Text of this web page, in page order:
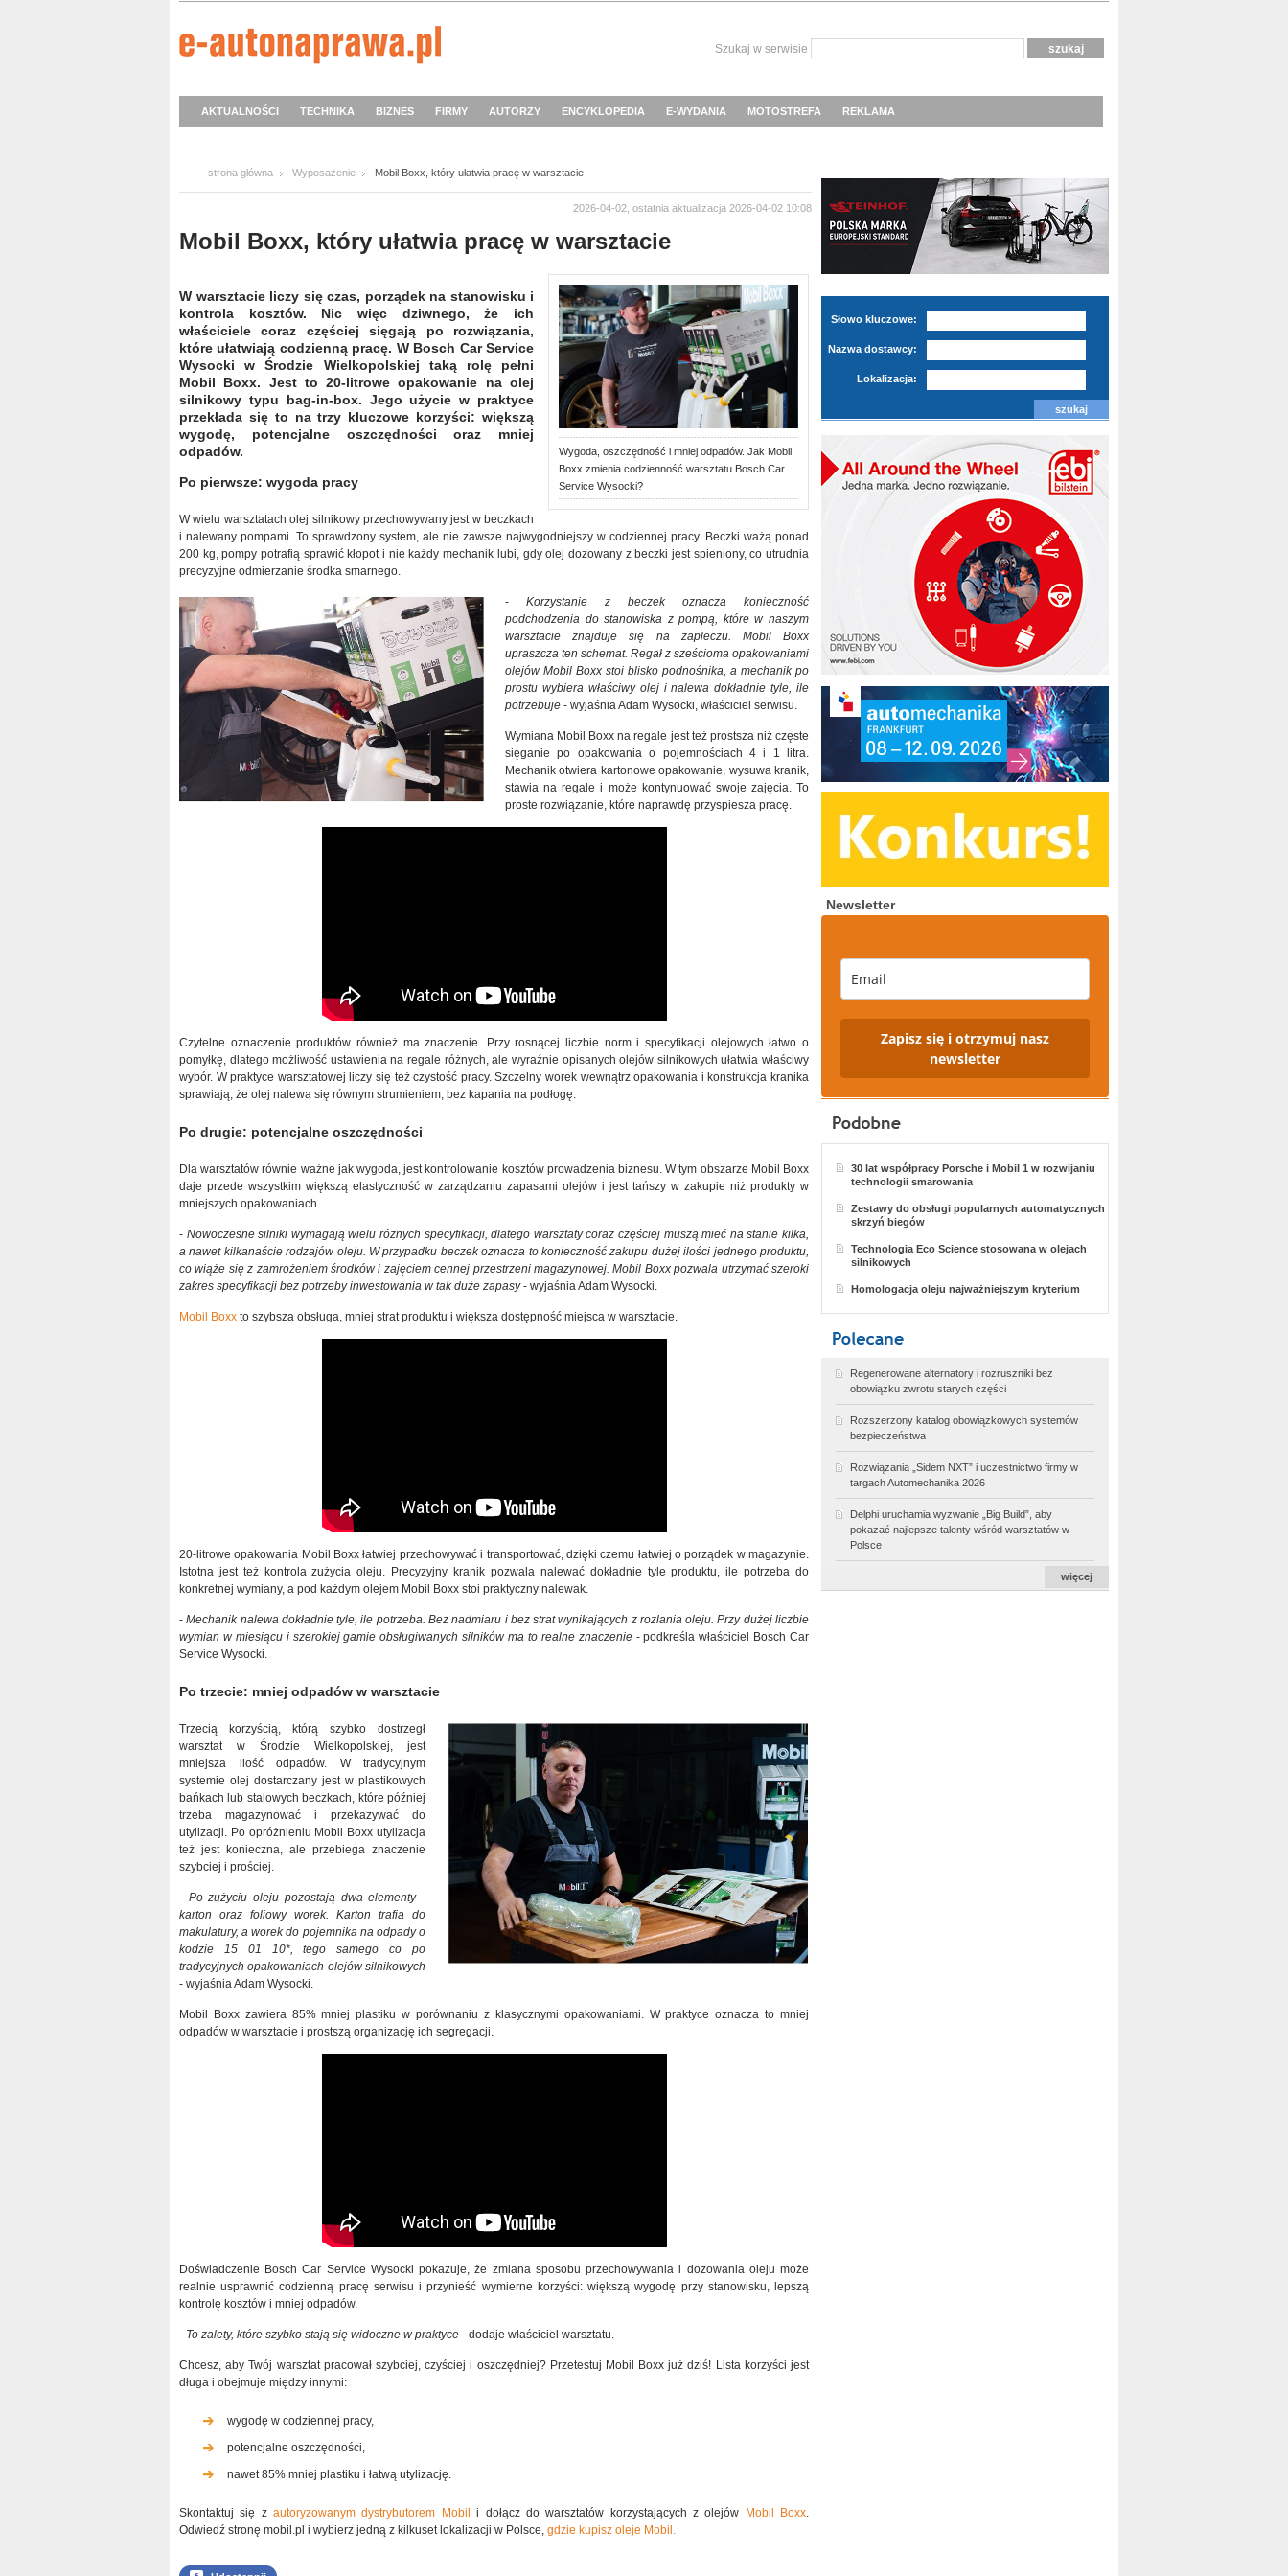
Szukaj w serwisie
AKTUALNOŚCI TECHNIKA BIZNES FIRMY AUTORZY ENCYKLOPEDIA E-WYDANIA MOTOSTREFA REKLAMA
strona główna Wyposażenie Mobil Boxx, który ułatwia pracę w warsztacie
2026-04-02, ostatnia aktualizacja 2026-04-02 10:08
Mobil Boxx, który ułatwia pracę w warsztacie
Wygoda, oszczędność i mniej odpadów. Jak Mobil
Boxx zmienia codzienność warsztatu Bosch Car
Service Wysocki?
W warsztacie liczy się czas, porządek na stanowisku i
kontrola kosztów. Nic więc dziwnego, że ich
właściciele coraz częściej sięgają po rozwiązania,
które ułatwiają codzienną pracę. W Bosch Car Service
Wysocki w Środzie Wielkopolskiej taką rolę pełni
Mobil Boxx. Jest to 20-litrowe opakowanie na olej
silnikowy typu bag-in-box. Jego użycie w praktyce
przekłada się to na trzy kluczowe korzyści: większą
wygodę, potencjalne oszczędności oraz mniej
odpadów.
Po pierwsze: wygoda pracy
W wielu warsztatach olej silnikowy przechowywany jest w beczkach
i nalewany pompami. To sprawdzony system, ale nie zawsze najwygodniejszy w codziennej pracy. Beczki ważą ponad
200 kg, pompy potrafią sprawić kłopot i nie każdy mechanik lubi, gdy olej dozowany z beczki jest spieniony, co utrudnia
precyzyjne odmierzanie środka smarnego.
- Korzystanie z beczek oznacza konieczność
podchodzenia do stanowiska z pompą, które w naszym
warsztacie znajduje się na zapleczu. Mobil Boxx
upraszcza ten schemat. Regał z sześcioma opakowaniami
olejów Mobil Boxx stoi blisko podnośnika, a mechanik po
prostu wybiera właściwy olej i nalewa dokładnie tyle, ile
potrzebuje - wyjaśnia Adam Wysocki, właściciel serwisu.
Wymiana Mobil Boxx na regale jest też prostsza niż częste
sięganie po opakowania o pojemnościach 4 i 1 litra.
Mechanik otwiera kartonowe opakowanie, wysuwa kranik,
stawia na regale i może kontynuować swoje zajęcia. To
proste rozwiązanie, które naprawdę przyspiesza pracę.
Czytelne oznaczenie produktów również ma znaczenie. Przy rosnącej liczbie norm i specyfikacji olejowych łatwo o
pomyłkę, dlatego możliwość ustawienia na regale różnych, ale wyraźnie opisanych olejów silnikowych ułatwia właściwy
wybór. W praktyce warsztatowej liczy się też czystość pracy. Szczelny worek wewnątrz opakowania i konstrukcja kranika
sprawiają, że olej nalewa się równym strumieniem, bez kapania na podłogę.
Po drugie: potencjalne oszczędności
Dla warsztatów równie ważne jak wygoda, jest kontrolowanie kosztów prowadzenia biznesu. W tym obszarze Mobil Boxx
daje przede wszystkim większą elastyczność w zarządzaniu zapasami olejów i jest tańszy w zakupie niż produkty w
mniejszych opakowaniach.
- Nowoczesne silniki wymagają wielu różnych specyfikacji, dlatego warsztaty coraz częściej muszą mieć na stanie kilka,
a nawet kilkanaście rodzajów oleju. W przypadku beczek oznacza to konieczność zakupu dużej ilości jednego produktu,
co wiąże się z zamrożeniem środków i zajęciem cennej przestrzeni magazynowej. Mobil Boxx pozwala utrzymać szeroki
zakres specyfikacji bez potrzeby inwestowania w tak duże zapasy- wyjaśnia Adam Wysocki.
Mobil Boxx to szybsza obsługa, mniej strat produktu i większa dostępność miejsca w warsztacie.
20-litrowe opakowania Mobil Boxx łatwiej przechowywać i transportować, dzięki czemu łatwiej o porządek w magazynie.
Istotna jest też kontrola zużycia oleju. Precyzyjny kranik pozwala nalewać dokładnie tyle produktu, ile potrzeba do
konkretnej wymiany, a pod każdym olejem Mobil Boxx stoi praktyczny nalewak.
-Mechanik nalewa dokładnie tyle, ile potrzeba. Bez nadmiaru i bez strat wynikających z rozlania oleju. Przy dużej liczbie
wymian w miesiącu i szerokiej gamie obsługiwanych silników ma to realne znaczenie- podkreśla właściciel Bosch Car
Service Wysocki.
Po trzecie: mniej odpadów w warsztacie
Trzecią korzyścią, którą szybko dostrzegł
warsztat w Środzie Wielkopolskiej, jest
mniejsza ilość odpadów. W tradycyjnym
systemie olej dostarczany jest w plastikowych
bańkach lub stalowych beczkach, które później
trzeba magazynować i przekazywać do
utylizacji. Po opróżnieniu Mobil Boxx utylizacja
też jest konieczna, ale przebiega znaczenie
szybciej i prościej.
- Po zużyciu oleju pozostają dwa elementy -
karton oraz foliowy worek. Karton trafia do
makulatury, a worek do pojemnika na odpady o
kodzie 15 01 10*, tego samego co po
tradycyjnych opakowaniach olejów silnikowych
- wyjaśnia Adam Wysocki.
Mobil Boxx zawiera 85% mniej plastiku w porównaniu z klasycznymi opakowaniami. W praktyce oznacza to mniej
odpadów w warsztacie i prostszą organizację ich segregacji.
Doświadczenie Bosch Car Service Wysocki pokazuje, że zmiana sposobu przechowywania i dozowania oleju może
realnie usprawnić codzienną pracę serwisu i przynieść wymierne korzyści: większą wygodę przy stanowisku, lepszą
kontrolę kosztów i mniej odpadów.
- To zalety, które szybko stają się widoczne w praktyce - dodaje właściciel warsztatu.
Chcesz, aby Twój warsztat pracował szybciej, czyściej i oszczędniej? Przetestuj Mobil Boxx już dziś! Lista korzyści jest
długa i obejmuje między innymi:
wygodę w codziennej pracy,
potencjalne oszczędności,
nawet 85% mniej plastiku i łatwą utylizację.
Skontaktuj się zautoryzowanym dystrybutorem Mobil i dołącz do warsztatów korzystających z olejów Mobil Boxx.
Odwiedź stronę mobil.pl i wybierz jedną z kilkuset lokalizacji w Polsce, gdzie kupisz oleje Mobil.
Słowo kluczowe:
Nazwa dostawcy:
Lokalizacja:
Newsletter
Zapisz się i otrzymuj nasz
newsletter
30 lat współpracy Porsche i Mobil 1 w rozwijaniu
technologii smarowania
Zestawy do obsługi popularnych automatycznych
skrzyń biegów
Technologia Eco Science stosowana w olejach
silnikowych
Homologacja oleju najważniejszym kryterium
Regenerowane alternatory i rozruszniki bez
obowiązku zwrotu starych części
Rozszerzony katalog obowiązkowych systemów
bezpieczeństwa
Rozwiązania „Sidem NXT” i uczestnictwo firmy w
targach Automechanika 2026
Delphi uruchamia wyzwanie „Big Build”, aby
pokazać najlepsze talenty wśród warsztatów w
Polsce
więcej